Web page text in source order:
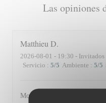
Las opiniones
Matthieu D
2026-08-01 - 19:30 - Invitados
Servicio : 5/5 Ambiente : 5/5
Moment superbe, du service à